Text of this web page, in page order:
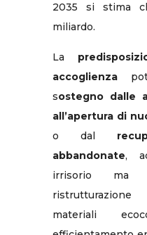
2035 si stima
miliardo.
La
accoglienza
sostegno dalle
all’apertura di
o dal
abbandonate,
irrisorio
materiali